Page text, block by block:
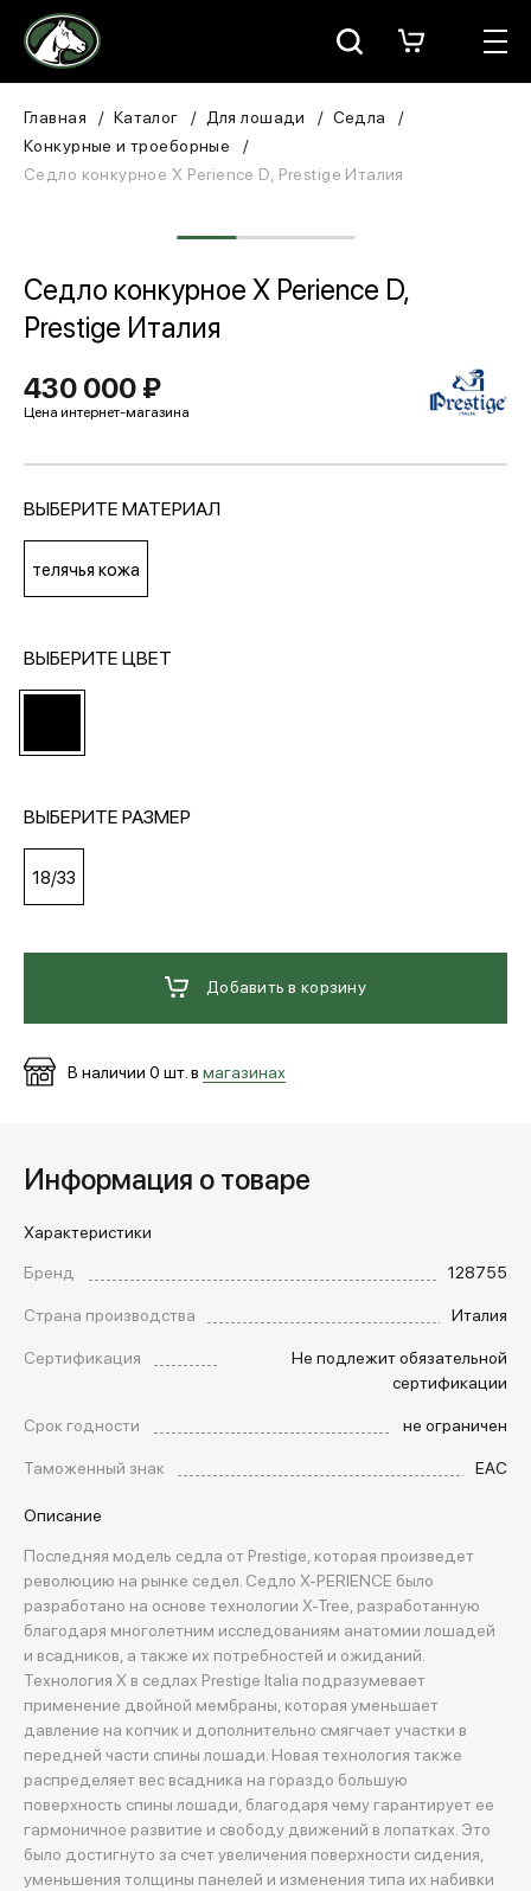
Москва
Для всадника
В конюшню
ЗООТОВАРЫ
Для собаки
БРЕНДЫ
МЕДИА
ПОКУПАТЕЛЯМ
ОПЛАТА И ДОСТАВКА
обратный звонок
Главная Каталог Для лошади
Седла
Конкурные и троеборные
Седло конкурное X Perience D, Prestige Италия
Седло конкурное X Perience D,
Prestige Италия
430 000 ₽
ВЫБЕРИТЕ МАТЕРИАЛ
телячья кожа
ВЫБЕРИТЕ ЦВЕТ
ВЫБЕРИТЕ РАЗМЕР
18/33
Добавить в корзину
В наличии 0 шт. в магазинах
Информация о товаре
Характеристики
Бренд
128755
Страна производства
Италия
Сертификация
Не подлежит обязательной
сертификации
Срок годности
не ограничен
Таможенный знак
EAC
Описание
Последняя модель седла от Prestige, которая произведет
революцию на рынке седел. Седло X-PERIENCE было
разработано на основе технологии X-Tree, разработанную
благодаря многолетним исследованиям анатомии лошадей
и всадников, а также их потребностей и ожиданий.
Технология X в седлах Prestige Italia подразумевает
применение двойной мембраны, которая уменьшает
давление на копчик и дополнительно смягчает участки в
передней части спины лошади. Новая технология также
распределяет вес всадника на гораздо большую
поверхность спины лошади, благодаря чему гарантирует ее
гармоничное развитие и свободу движений в лопатках. Это
было достигнуто за счет увеличения поверхности сидения,
уменьшения толщины панелей и изменения типа их набивки